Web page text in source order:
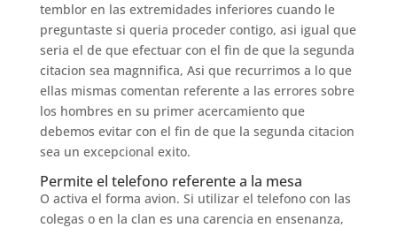
temblor en las extremidades inferiores cuando le
preguntaste si queria proceder contigo, asi igual que
seria el de que efectuar con el fin de que la segunda
citacion sea magnnifica, Asi que recurrimos a lo que
ellas mismas comentan referente a las errores sobre
los hombres en su primer acercamiento que
debemos evitar con el fin de que la segunda citacion
sea un excepcional exito.
Permite el telefono referente a la mesa
O activa el forma avion. Si utilizar el telefono con las
colegas o en la clan es una carencia en ensenanza,